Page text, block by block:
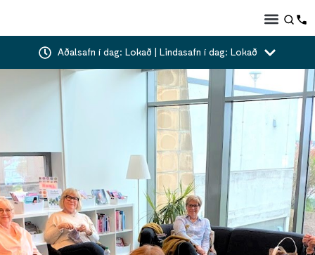
Aðalsafn í dag: Lokað | Lindasafn í dag: Lokað